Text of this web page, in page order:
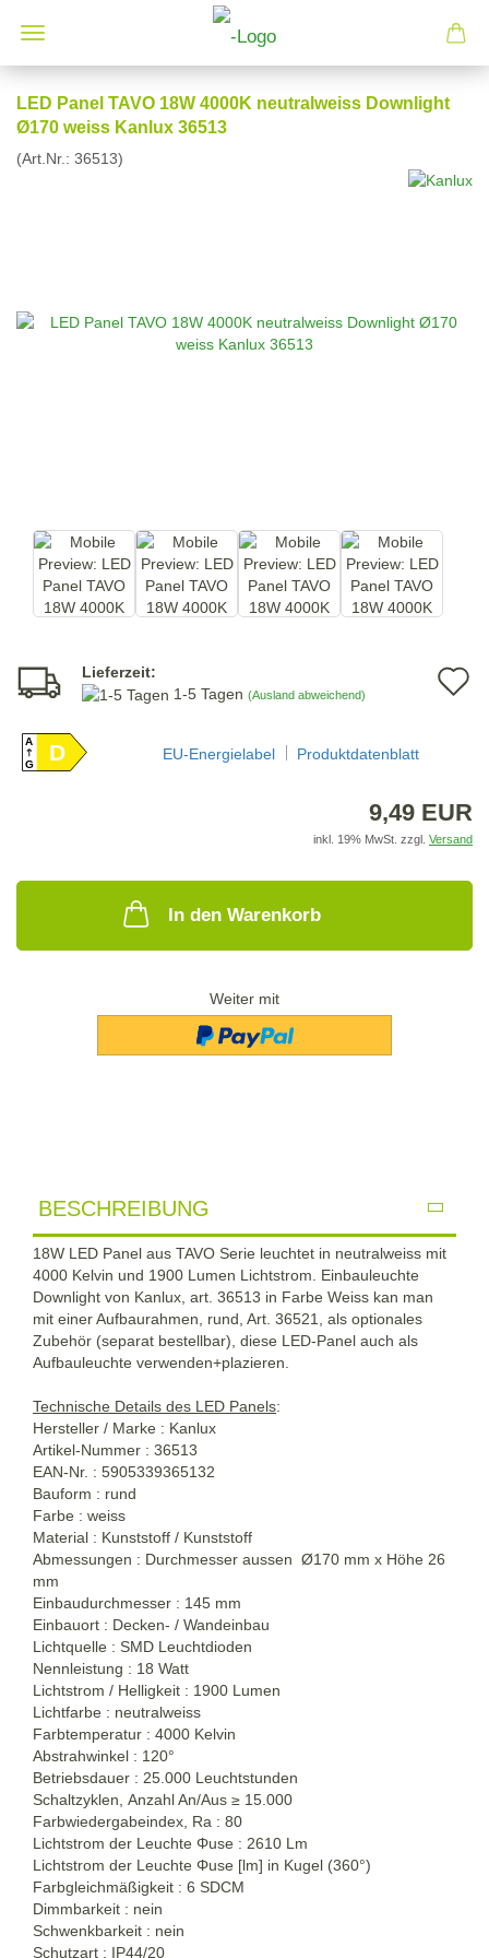
LED Panel TAVO 18W 4000K neutralweiss Downlight
Ø170 weiss Kanlux 36513
(Art.Nr.: 36513)
Lieferzeit:
1-5 Tagen (Ausland abweichend)
A
GD EU-Energielabel Produktdatenblatt
9,49 EUR
inkl. 19% MwSt. zzgl. Versand
In den Warenkorb
Weiter mit
BESCHREIBUNG
18W LED Panel aus TAVO Serie leuchtet in neutralweiss mit
4000 Kelvin und 1900 Lumen Lichtstrom. Einbauleuchte
Downlight von Kanlux, art. 36513 in Farbe Weiss kan man
mit einer Aufbaurahmen, rund, Art. 36521, als optionales
Zubehör (separat bestellbar), diese LED-Panel auch als
Aufbauleuchte verwenden+plazieren.
Technische Details des LED Panels:
Hersteller / Marke : Kanlux
Artikel-Nummer : 36513
EAN-Nr. : 5905339365132
Bauform : rund
Farbe : weiss
Material : Kunststoff / Kunststoff
Abmessungen : Durchmesser aussen Ø170 mm x Höhe 26
mm
Einbaudurchmesser : 145 mm
Einbauort : Decken- / Wandeinbau
Lichtquelle : SMD Leuchtdioden
Nennleistung : 18 Watt
Lichtstrom / Helligkeit : 1900 Lumen
Lichtfarbe : neutralweiss
Farbtemperatur : 4000 Kelvin
Abstrahwinkel : 120°
Betriebsdauer : 25.000 Leuchtstunden
Schaltzyklen, Anzahl An/Aus ≥ 15.000
Farbwiedergabeindex, Ra : 80
Lichtstrom der Leuchte Φuse : 2610 Lm
Lichtstrom der Leuchte Φuse [lm] in Kugel (360°)
Farbgleichmäßigkeit : 6 SDCM
Dimmbarkeit : nein
Schwenkbarkeit : nein
Schutzart : IP44/20